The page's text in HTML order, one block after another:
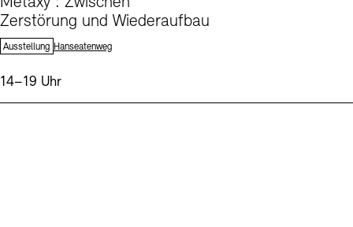
Zerstörung und Wiederaufbau
Ausstellung
Standort: Hanseatenweg
Uhrzeit:
14–19 Uhr